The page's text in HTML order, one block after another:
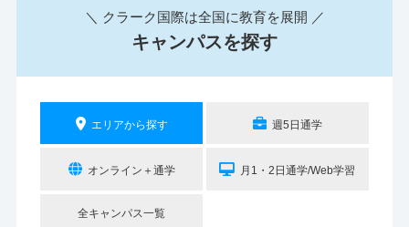
＼ クラーク国際は全国に教育を展開 ／
キャンパスを探す
エリアから探す 週5日通学
オンライン＋通学 月1・2日通学/Web学習
全キャンパス一覧